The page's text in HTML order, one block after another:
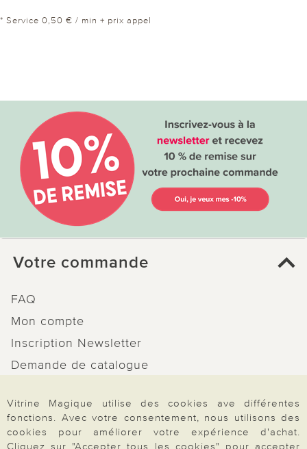
* Service 0,50 € / min + prix appel
Votre commande
FAQ
Mon compte
Inscription Newsletter
Demande de catalogue
Droit de rétractation
Rétractation
Vitrine Magique utilise des cookies ave différentes
fonctions. Avec votre consentement, nous utilisons des
cookies pour améliorer votre expérience d'achat.
Cliquez sur "Accepter tous les cookies" pour accepter